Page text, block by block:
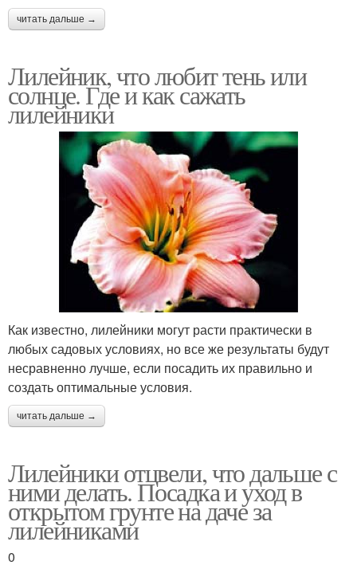
читать дальше →
Лилейник, что любит тень или
солнце. Где и как сажать
лилейники
Как известно, лилейники могут расти практически в
любых садовых условиях, но все же результаты будут
несравненно лучше, если посадить их правильно и
создать оптимальные условия.
читать дальше →
Лилейники отцвели, что дальше с
ними делать. Посадка и уход в
открытом грунте на даче за
лилейниками
0